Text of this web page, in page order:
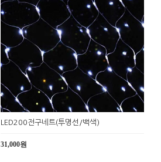
LED200전구네트(투명선/백색)
31,000원